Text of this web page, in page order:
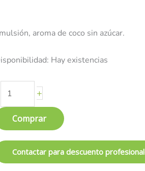
aroma de coco sin azúcar.
Hay existencias
+
Comprar
Contactar para descuento